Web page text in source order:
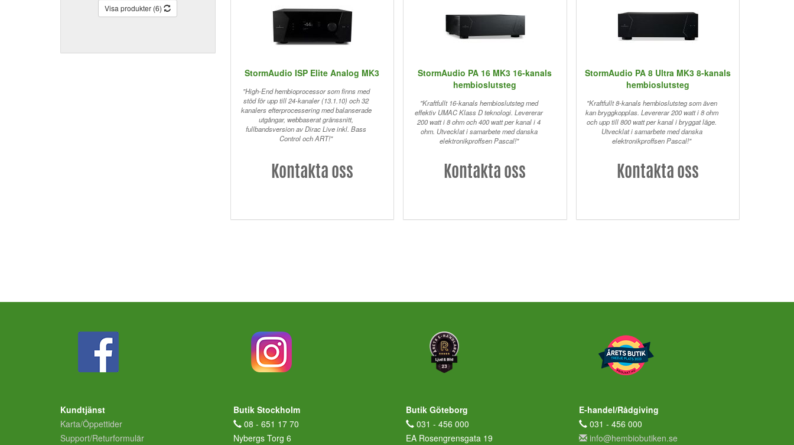
Visa produkter (6)
StormAudio ISP Elite Analog MK3
"High-End hembioprocessor som finns med
stöd för upp till 24-kanaler (13.1.10) och 32
kanalers efterprocessering med balanserade
utgångar, webbaserat gränssnitt,
fullbandsversion av Dirac Live inkl. Bass
Control och ART!"
Kontakta oss
StormAudio PA 16 MK3 16-kanals
hembioslutsteg
"Kraftfullt 16-kanals hembioslutsteg med
effektiv UMAC Klass D teknologi. Levererar
200 watt i 8 ohm och 400 watt per kanal i 4
ohm. Utvecklat i samarbete med danska
elektronikproffsen Pascal!"
Kontakta oss
StormAudio PA 8 Ultra MK3 8-kanals
hembioslutsteg
"Kraftfullt 8-kanals hembioslutsteg som även
kan bryggkopplas. Levererar 200 watt i 8 ohm
och upp till 800 watt per kanal i bryggat läge.
Utvecklat i samarbete med danska
elektronikproffsen Pascal!"
Kontakta oss
Kundtjänst
Karta/Öppettider
Support/Returformulär
Butik Stockholm
08 - 651 17 70
Nybergs Torg 6
Butik Göteborg
031 - 456 000
EA Rosengrensgata 19
E-handel/Rådgiving
031 - 456 000
info@hembiobutiken.se